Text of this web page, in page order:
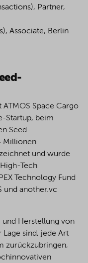
Partner,
Associate, Berlin
Space Cargo
Startup, beim
Seed-
Millionen
und wurde
Tech
Technology Fund
und another.vc
und Herstellung von
Lage sind, jede Art
zurückzubringen,